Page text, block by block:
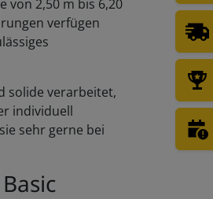
von 2,50 m bis 6,20
verfügen
solide verarbeitet,
individuell
sehr gerne bei